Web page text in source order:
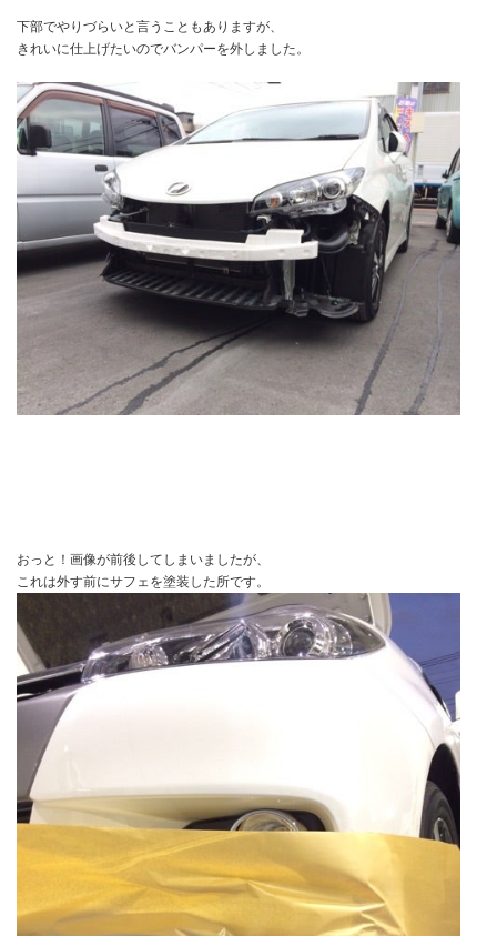
下部でやりづらいと言うこともありますが、
きれいに仕上げたいのでバンパーを外しました。
おっと！画像が前後してしまいましたが、
これは外す前にサフェを塗装した所です。